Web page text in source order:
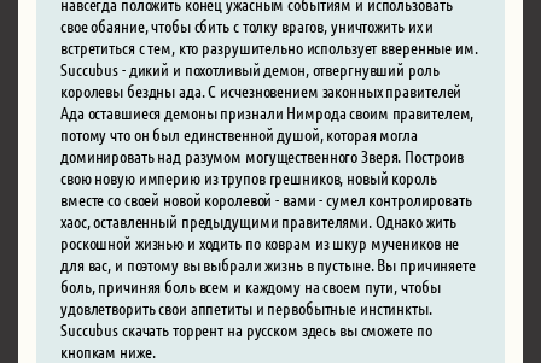
свое обаяние, чтобы сбить с толку врагов, уничтожить их и
встретиться с тем, кто разрушительно использует вверенные им.
Succubus - дикий и похотливый демон, отвергнувший роль
королевы бездны ада. С исчезновением законных правителей
Ада оставшиеся демоны признали Нимрода своим правителем,
потому что он был единственной душой, которая могла
доминировать над разумом могущественного Зверя. Построив
свою новую империю из трупов грешников, новый король
вместе со своей новой королевой - вами - сумел контролировать
хаос, оставленный предыдущими правителями. Однако жить
роскошной жизнью и ходить по коврам из шкур мучеников не
для вас, и поэтому вы выбрали жизнь в пустыне. Вы причиняете
боль, причиняя боль всем и каждому на своем пути, чтобы
удовлетворить свои аппетиты и первобытные инстинкты.
Succubus скачать торрент на русском здесь вы сможете по
кнопкам ниже.